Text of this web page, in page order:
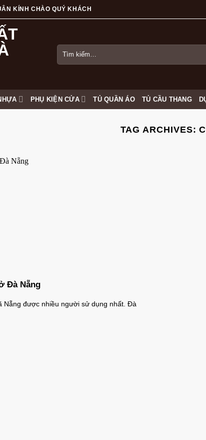
KÍNH CHÀO QUÝ KHÁCH
Tìm
kiếm:
PHỤ KIỆN CỬA TỦ QUẦN ÁO TỦ CẦU THANG
TAG ARCHIVES:
Đà Nẵng
Nẵng được nhiều người sử dụng nhất. Đà